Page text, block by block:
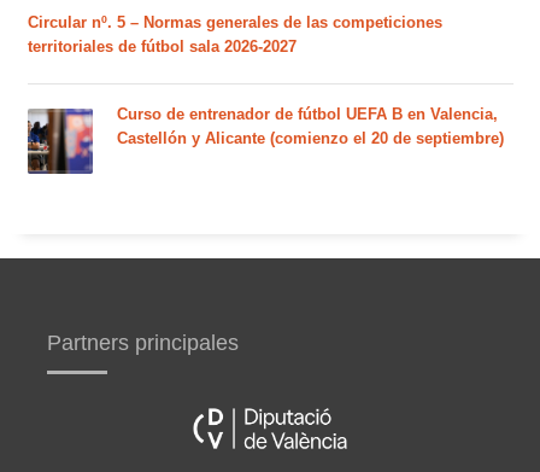
Circular nº. 5 – Normas generales de las competiciones
territoriales de fútbol sala 2026-2027
Curso de entrenador de fútbol UEFA B en Valencia,
Castellón y Alicante (comienzo el 20 de septiembre)
Partners principales